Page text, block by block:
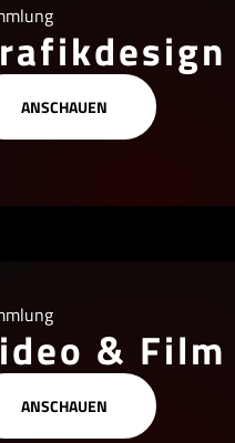
ANSCHAUEN
& Film
ANSCHAUEN